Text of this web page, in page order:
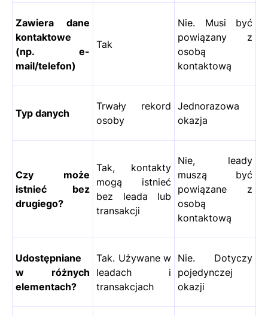
Zawiera dane
kontaktowe
(np. e-
mail/telefon)
Tak
Nie. Musi być
powiązany z
osobą
kontaktową
Typ danych
Trwały rekord
osoby
Jednorazowa
okazja
Czy może
istnieć bez
drugiego?
Tak, kontakty
mogą istnieć
bez leada lub
transakcji
Nie, leady
muszą być
powiązane z
osobą
kontaktową
Udostępniane
w różnych
elementach?
Tak. Używane w
leadach i
transakcjach
Nie. Dotyczy
pojedynczej
okazji